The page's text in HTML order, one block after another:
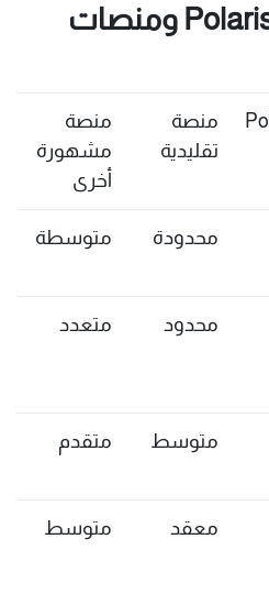
مقارنة بين PolarisMAX ومنصات
منصة
تقليدية
منصة
مشهورة
أخرى
محدودة متوسطة
محدود متعدد
متوسط متقدم
معقد متوسط